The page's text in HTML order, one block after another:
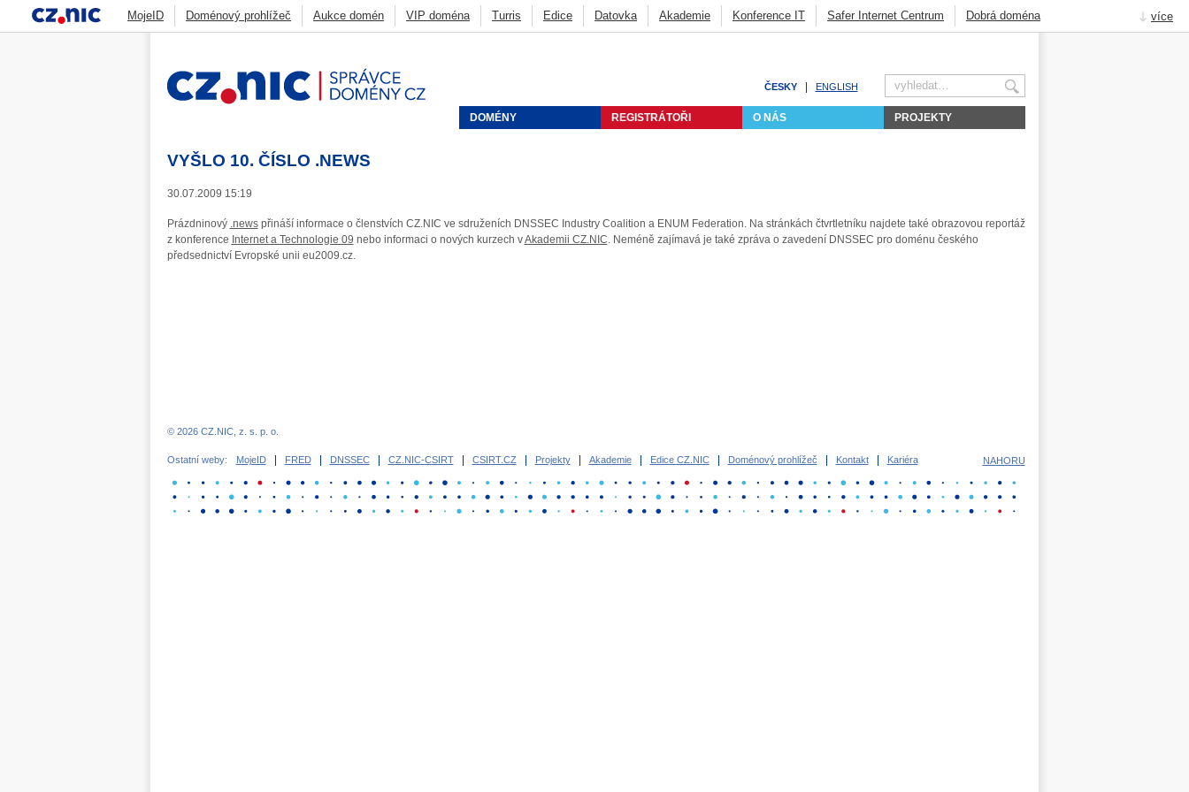
MojeID Doménový prohlížeč Aukce domén VIP doména Turris Edice Datovka Akademie Konference IT Safer Internet Centrum
Dobrá doména
Zonemaster
Skener webu ADAM DNS Anycast
více
ČESKY ENGLISH
DOMÉNY REGISTRÁTOŘI O NÁS PROJEKTY
VYŠLO 10. ČÍSLO .NEWS
30.07.2009 15:19
Prázdninový .newspřináší informace o členstvích CZ.NIC ve sdruženích DNSSEC Industry Coalition a ENUM Federation. Na stránkách čtvrtletníku najdete také obrazovou reportáž
z konference Internet a Technologie 09 nebo informaci o nových kurzech vAkademii CZ.NIC. Neméně zajímavá je také zpráva o zavedení DNSSEC pro doménu českého
předsednictví Evropské unii eu2009.cz.
NAHORU
© 2026 CZ.NIC, z. s. p. o.
Ostatní weby: MojeID FRED DNSSEC CZ.NIC-CSIRT CSIRT.CZ Projekty Akademie Edice CZ.NIC Doménový prohlížeč Kontakt Kariéra